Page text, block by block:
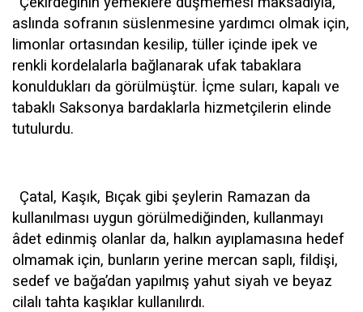
aslında sofranın süslenmesine yardımcı olmak için,
limonlar ortasından kesilip, tüller içinde ipek ve
renkli kordelalarla bağlanarak ufak tabaklara
konuldukları da görülmüştür. İçme suları, kapalı ve
tabaklı Saksonya bardaklarla hizmetçilerin elinde
tutulurdu.
Çatal, Kaşık, Bıçak gibi şeylerin Ramazan da
kullanılması uygun görülmediğinden, kullanmayı
âdet edinmiş olanlar da, halkın ayıplamasına hedef
olmamak için, bunların yerine mercan saplı, fildişi,
sedef ve bağa’dan yapılmış yahut siyah ve beyaz
cilalı tahta kaşıklar kullanılırdı.